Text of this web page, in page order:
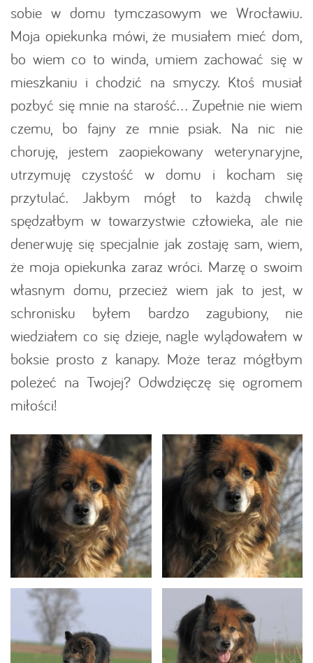
sobie w domu tymczasowym we Wrocławiu.
Moja opiekunka mówi, że musiałem mieć dom,
bo wiem co to winda, umiem zachować się w
mieszkaniu i chodzić na smyczy. Ktoś musiał
pozbyć się mnie na starość... Zupełnie nie wiem
czemu, bo fajny ze mnie psiak. Na nic nie
choruję, jestem zaopiekowany weterynaryjne,
utrzymuję czystość w domu i kocham się
przytulać. Jakbym mógł to każdą chwilę
spędzałbym w towarzystwie człowieka, ale nie
denerwuję się specjalnie jak zostaję sam, wiem,
że moja opiekunka zaraz wróci. Marzę o swoim
własnym domu, przecież wiem jak to jest, w
schronisku byłem bardzo zagubiony, nie
wiedziałem co się dzieje, nagle wylądowałem w
boksie prosto z kanapy. Może teraz mógłbym
poleżeć na Twojej? Odwdzięczę się ogromem
miłości!